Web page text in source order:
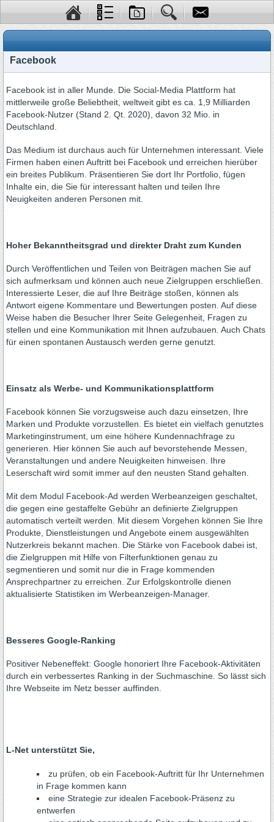
Facebook
Facebook ist in aller Munde. Die Social-Media Plattform hat
mittlerweile große Beliebtheit, weltweit gibt es ca. 1,9 Milliarden
Facebook-Nutzer (Stand 2. Qt. 2020), davon 32 Mio. in
Deutschland.
Das Medium ist durchaus auch für Unternehmen interessant. Viele
Firmen haben einen Auftritt bei Facebook und erreichen hierüber
ein breites Publikum. Präsentieren Sie dort Ihr Portfolio, fügen
Inhalte ein, die Sie für interessant halten und teilen Ihre
Neuigkeiten anderen Personen mit.
Hoher Bekanntheitsgrad und direkter Draht zum Kunden
Durch Veröffentlichen und Teilen von Beiträgen machen Sie auf
sich aufmerksam und können auch neue Zielgruppen erschließen.
Interessierte Leser, die auf Ihre Beiträge stoßen, können als
Antwort eigene Kommentare und Bewertungen posten. Auf diese
Weise haben die Besucher Ihrer Seite Gelegenheit, Fragen zu
stellen und eine Kommunikation mit Ihnen aufzubauen. Auch Chats
für einen spontanen Austausch werden gerne genutzt.
Einsatz als Werbe- und Kommunikationsplattform
Facebook können Sie vorzugsweise auch dazu einsetzen, Ihre
Marken und Produkte vorzustellen. Es bietet ein vielfach genutztes
Marketinginstrument, um eine höhere Kundennachfrage zu
generieren. Hier können Sie auch auf bevorstehende Messen,
Veranstaltungen und andere Neuigkeiten hinweisen. Ihre
Leserschaft wird somit immer auf den neusten Stand gehalten.
Mit dem Modul Facebook-Ad werden Werbeanzeigen geschaltet,
die gegen eine gestaffelte Gebühr an definierte Zielgruppen
automatisch verteilt werden. Mit diesem Vorgehen können Sie Ihre
Produkte, Dienstleistungen und Angebote einem ausgewählten
Nutzerkreis bekannt machen. Die Stärke von Facebook dabei ist,
die Zielgruppen mit Hilfe von Filterfunktionen genau zu
segmentieren und somit nur die in Frage kommenden
Ansprechpartner zu erreichen. Zur Erfolgskontrolle dienen
aktualisierte Statistiken im Werbeanzeigen-Manager.
Besseres Google-Ranking
Positiver Nebeneffekt: Google honoriert Ihre Facebook-Aktivitäten
durch ein verbessertes Ranking in der Suchmaschine. So lässt sich
Ihre Webseite im Netz besser auffinden.
L-Net unterstützt Sie,
zu prüfen, ob ein Facebook-Auftritt für Ihr Unternehmen
in Frage kommen kann
eine Strategie zur idealen Facebook-Präsenz zu
entwerfen